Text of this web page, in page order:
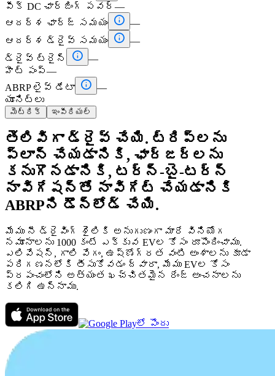
పీక్ DC ఛార్జింగ్ పవర్ —
ఆదర్శ ఛార్జ్ సమయం  —
ఆదర్శ డ్రైవ్ సమయం  —
డ్రైవ్ ట్రైన్
 —
హీట్ పంప్—
ABRP లైవ్ డేటా  —
యూనిట్లు
మెట్రిక్ ఇంపీరియల్
తెలివిగా డ్రైవ్ చేయి. ట్రిప్‌లను
ప్లాన్ చేయడానికి, ఛార్జర్‌లను
కనుగొనడానికి, టర్న్-బై-టర్న్
నావిగేషన్‌తో నావిగేట్ చేయడానికి
ABRPని డౌన్‌లోడ్ చేయి.
మేము నీ డ్రైవింగ్ శైలికి అనుగుణంగా మారే వినియోగ
నమూనాలను 1000 కంటే ఎక్కువ EVల కోసం రూపొందించాము.
ఎలివేషన్, గాలి వేగం, ఉష్ణోగ్రత వంటి అంశాలను కూడా
పరిగణనలోకి తీసుకోవడం ద్వారా, మేము EVల కోసం
ప్రపంచంలోని అత్యంత ఖచ్చితమైన రేంజ్ అంచనాలను
కలిగి ఉన్నాము.